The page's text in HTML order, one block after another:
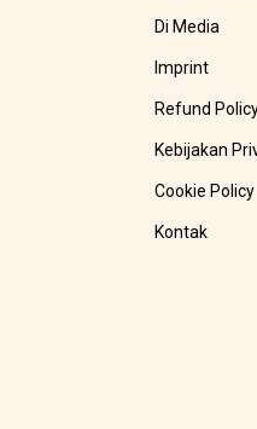
Di Media
Imprint
Refund
Kebijakan
Cookie Policy
Kontak